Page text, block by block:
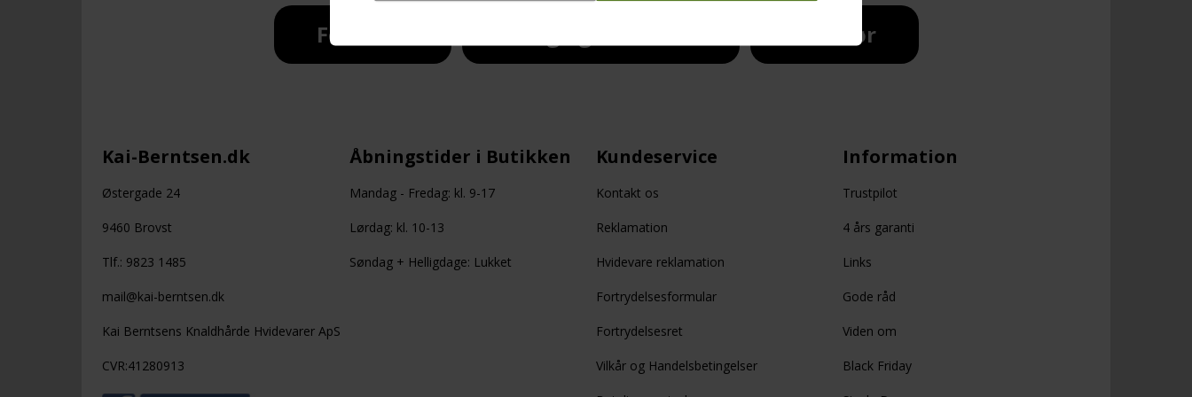
Forsiden Interiør
Kai-Berntsen.dk
Østergade 24
9460 Brovst
Tlf.: 9823 1485
mail@kai-berntsen.dk
Kai Berntsens Knaldhårde Hvidevarer ApS
CVR:41280913
Åbningstider i Butikken
Mandag - Fredag: kl. 9-17
Lørdag: kl. 10-13
Søndag + Helligdage: Lukket
Kundeservice
Kontakt os
Reklamation
Hvidevare reklamation
Fortrydelsesformular
Fortrydelsesret
Vilkår og Handelsbetingelser
Information
Trustpilot
4 års garanti
Links
Gode råd
Viden om
Black Friday